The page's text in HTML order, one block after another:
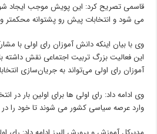
قاسمی تصریح کرد: این پویش موجب ایجاد
می شود و انتخابات پیش رو پشتوانه محکمتر
وی با بیان اینکه دانش آموزان رای اولی با
این فعالیت بزرگ تربیت اجتماعی نقش داشته
آموزان رای اولی می‌تواند به جریان‌سازی
وارد عرصه سیاسی کشور می شوند تا خود را در